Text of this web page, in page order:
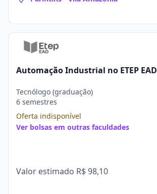
Automação Industrial no ETEP EAD
Tecnólogo (graduação)
6 semestres
Oferta indisponível
Ver bolsas em outras faculdades
Valor estimado R$ 98,10